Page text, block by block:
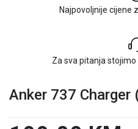
Najpovoljnije cijene
Za sva pitanja stojimo
Anker 737 Charger